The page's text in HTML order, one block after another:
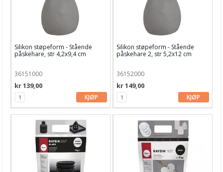
Silikon støpeform - Stående
påskehare, str 4,2x9,4 cm
36151000
kr 139,00
KJØP
Silikon støpeform - Stående
påskehare 2, str 5,2x12 cm
36152000
kr 149,00
KJØP